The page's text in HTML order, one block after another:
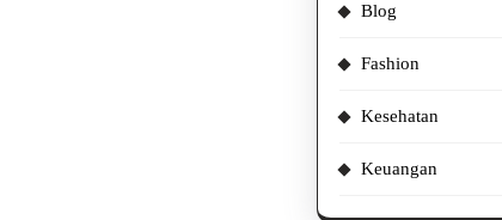
Blog
Fashion
Kesehatan
Keuangan